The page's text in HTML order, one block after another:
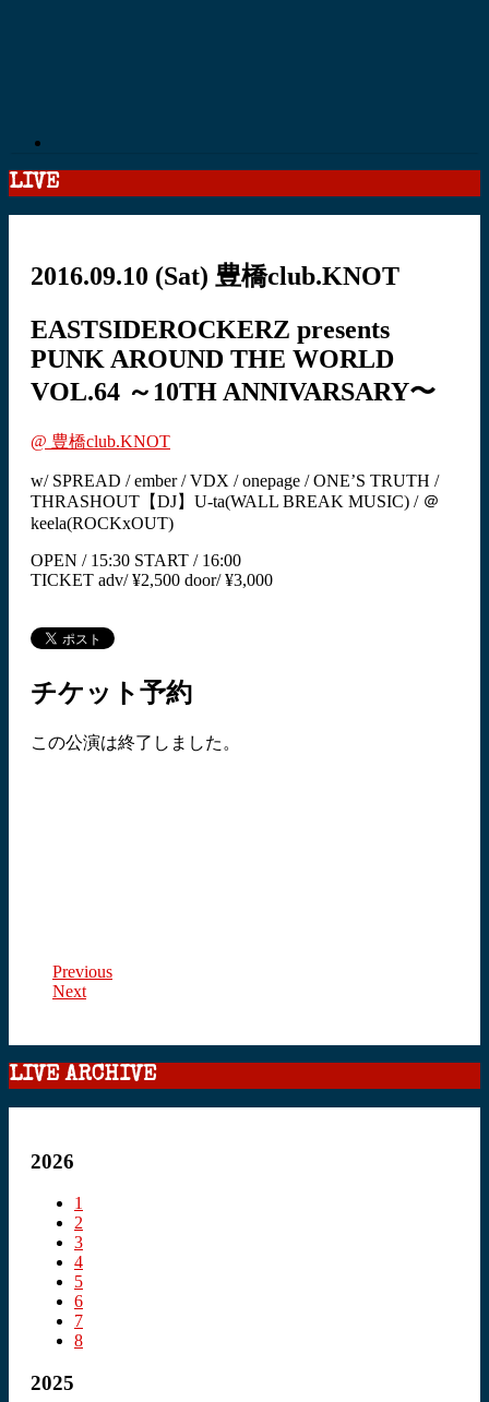
LIVE
2016.09.10 (Sat) 豊橋club.KNOT
EASTSIDEROCKERZ presents
PUNK AROUND THE WORLD
VOL.64 ～10TH ANNIVARSARY〜
@ 豊橋club.KNOT
w/ SPREAD / ember / VDX / onepage / ONE’S TRUTH /
THRASHOUT【DJ】U-ta(WALL BREAK MUSIC) / ＠
keela(ROCKxOUT)
OPEN / 15:30 START / 16:00
TICKET adv/ ¥2,500 door/ ¥3,000
チケット予約
この公演は終了しました。
Previous
Next
LIVE ARCHIVE
2026
1
2
3
4
5
6
7
8
2025